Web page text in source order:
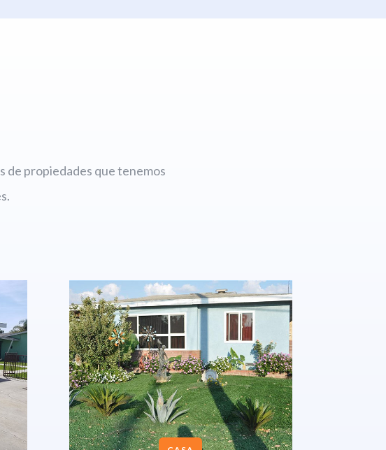
de propiedades que tenemos